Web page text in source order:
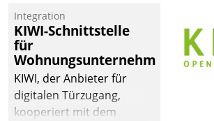
Integration
KIWI-Schnittstelle
für
Wohnungsunternehmen
KIWI, der Anbieter für
digitalen Türzugang,
kooperiert mit dem